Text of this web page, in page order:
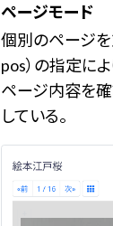
ページモード
個別のページを
pos）の指定に
ページ内容を
している。